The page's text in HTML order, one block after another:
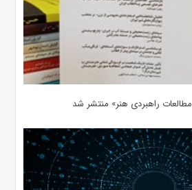
راهبردی هنر» منتشر شد